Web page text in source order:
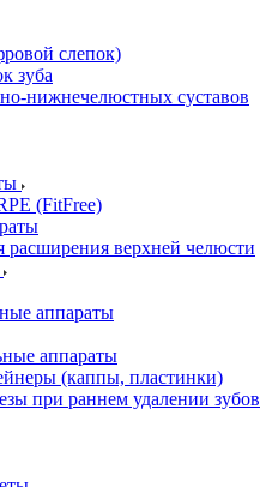
слепок)
зуба
нижнечелюстных суставов
(FitFree)
расширения верхней челюсти
аппараты
аппараты
(каппы, пластинки)
при раннем удалении зубов